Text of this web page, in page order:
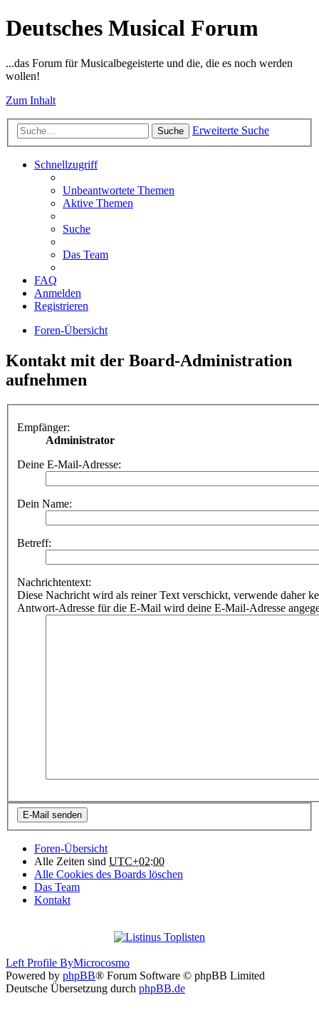
Deutsches Musical Forum
...das Forum für Musicalbegeisterte und die, die es noch werden
wollen!
Zum Inhalt
Suche Erweiterte Suche
Schnellzugriff
Unbeantwortete Themen
Aktive Themen
Suche
Das Team
FAQ
Anmelden
Registrieren
Foren-Übersicht
Kontakt mit der Board-Administration
aufnehmen
Empfänger:
Administrator
Deine E-Mail-Adresse:
Dein Name:
Betreff:
Nachrichtentext:
Diese Nachricht wird als reiner Text verschickt, verwende daher
Antwort-Adresse für die E-Mail wird deine E-Mail-Adresse
Foren-Übersicht
Alle Zeiten sind UTC+02:00
Alle Cookies des Boards löschen
Das Team
Kontakt
Left Profile ByMicrocosmo
Powered by phpBB® Forum Software © phpBB Limited
Deutsche Übersetzung durch phpBB.de